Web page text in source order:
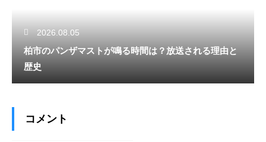
2026.08.05
柏市のパンザマストが鳴る時間は？放送される理由と
歴史
コメント